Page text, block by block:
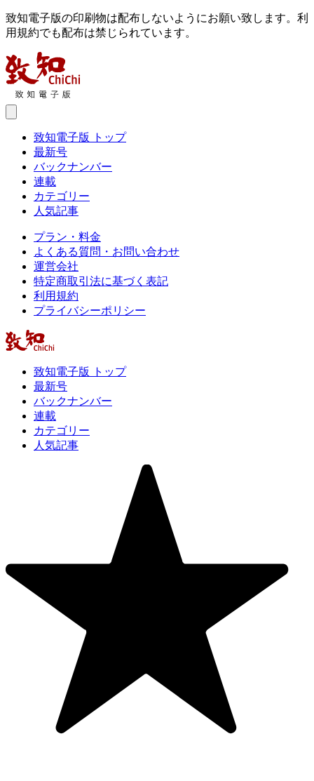
致知電子版の印刷物は配布しないようにお願い致します。利
用規約でも配布は禁じられています。
致知電子版 トップ
最新号
バックナンバー
連載
カテゴリー
人気記事
プラン・料金
よくある質問・お問い合わせ
運営会社
特定商取引法に基づく表記
利用規約
プライバシーポリシー
致知電子版 トップ
最新号
バックナンバー
連載
カテゴリー
人気記事